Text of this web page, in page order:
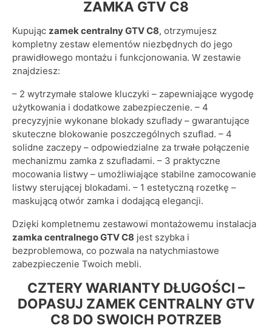
ZAMKA GTV C8
Kupując zamek centralny GTV C8, otrzymujesz
kompletny zestaw elementów niezbędnych do jego
prawidłowego montażu i funkcjonowania. W zestawie
znajdziesz:
– 2 wytrzymałe stalowe kluczyki – zapewniające wygodę
użytkowania i dodatkowe zabezpieczenie. – 4
precyzyjnie wykonane blokady szuflady – gwarantujące
skuteczne blokowanie poszczególnych szuflad. – 4
solidne zaczepy – odpowiedzialne za trwałe połączenie
mechanizmu zamka z szufladami. – 3 praktyczne
mocowania listwy – umożliwiające stabilne zamocowanie
listwy sterującej blokadami. – 1 estetyczną rozetkę –
maskującą otwór zamka i dodającą elegancji.
Dzięki kompletnemu zestawowi montażowemu instalacja
zamka centralnego GTV C8 jest szybka i
bezproblemowa, co pozwala na natychmiastowe
zabezpieczenie Twoich mebli.
CZTERY WARIANTY DŁUGOŚCI –
DOPASUJ ZAMEK CENTRALNY GTV
C8 DO SWOICH POTRZEB